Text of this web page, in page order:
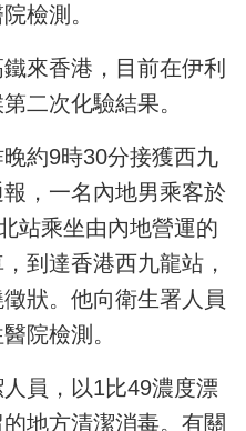
檢測。
來香港，目前在伊利
二次化驗結果。
約9時30分接獲西九
，一名內地男乘客於
站乘坐由內地營運的
到達香港西九龍站，
狀。他向衛生署人員
院檢測。
員，以1比49濃度漂
地方清潔消毒。有關